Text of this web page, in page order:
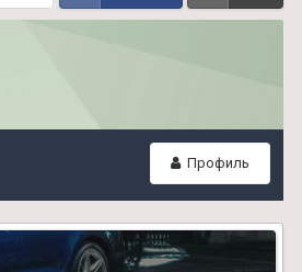
Профиль